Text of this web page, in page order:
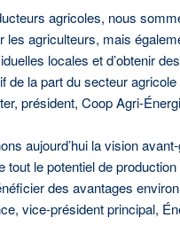
agricoles, nous
les agriculteurs, mais
locales et d’obtenir
de la part du secteur
président, Coop Agri-
aujourd’hui la vision
tout le potentiel de
des avantages
vice-président principal,